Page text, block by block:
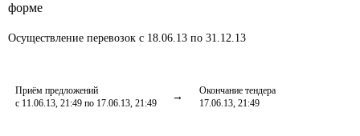
форме
Осуществление перевозок с 18.06.13 по 31.12.13
Приём предложений
с 11.06.13, 21:49 по 17.06.13, 21:49
Окончание тендера
17.06.13, 21:49